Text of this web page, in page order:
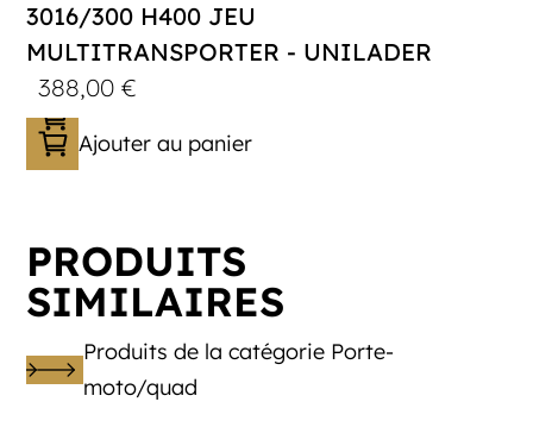
3016/300 H400 JEU
MULTITRANSPORTER - UNILADER
388,00€
Ajouter au panier
PRODUITS
SIMILAIRES
Produits de la catégorie Porte-
moto/quad